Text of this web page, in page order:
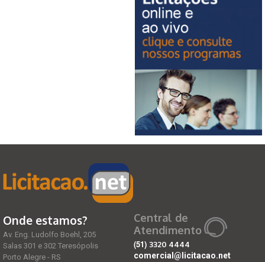
Onde estamos?
Av. Eng. Ludolfo Boehl, 205
Salas 301 e 302 Teresópolis
Porto Alegre - RS
Central de
Atendimento
(51) 3320 4444
comercial@licitacao.net